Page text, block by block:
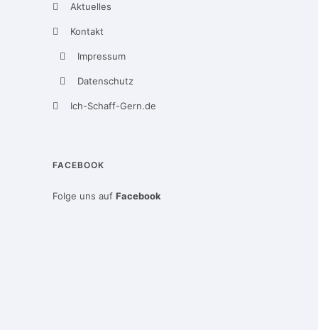
Aktuelles
Kontakt
Impressum
Datenschutz
Ich-Schaff-Gern.de
FACEBOOK
Folge uns auf Facebook